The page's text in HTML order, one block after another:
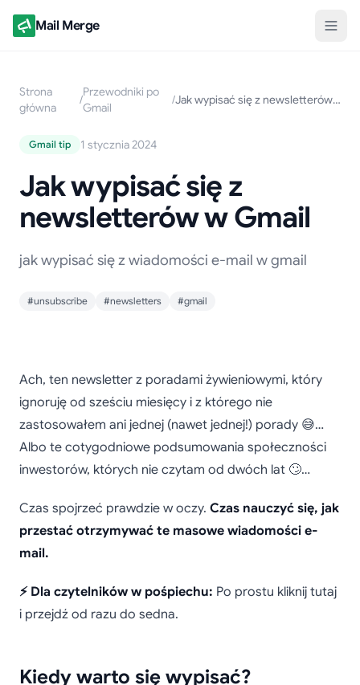
Mail Merge
Strona
główna
/
Przewodniki po
Gmail
/ Jak wypisać się z newsletterów w Gmail
Gmail tip 1 stycznia 2024
Jak wypisać się z
newsletterów w Gmail
jak wypisać się z wiadomości e-mail w gmail
#unsubscribe #newsletters #gmail
Jak wypisać się z
newsletterów w Gmail
Ach, ten newsletter z poradami żywieniowymi, który
ignoruję od sześciu miesięcy i z którego nie
zastosowałem ani jednej (nawet jednej!) porady 😅…
Albo te cotygodniowe podsumowania społeczności
inwestorów, których nie czytam od dwóch lat 🙄…
Czas spojrzeć prawdzie w oczy. Czas nauczyć się, jak
przestać otrzymywać te masowe wiadomości e-
mail.
⚡ Dla czytelników w pośpiechu: Po prostu kliknij tutaj
i przejdź od razu do sedna.
Kiedy warto się wypisać?